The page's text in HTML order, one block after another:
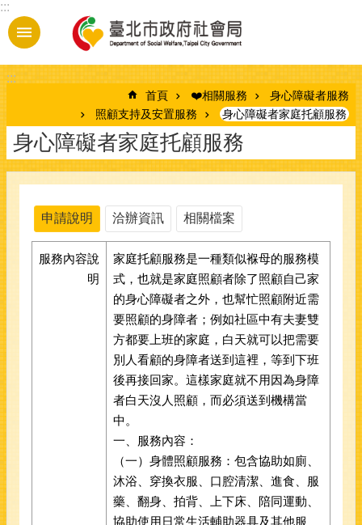
跳到主要內容區塊
:::
:::
首頁 ❤️相關服務
身心障礙者服務
照顧支持及安置服務
身心障礙者家庭托顧服務
身心障礙者家庭托顧服務
申請說明 洽辦資訊 相關檔案
服務內容說
明
家庭托顧服務是一種類似褓母的服務模
式，也就是家庭照顧者除了照顧自己家
的身心障礙者之外，也幫忙照顧附近需
要照顧的身障者；例如社區中有夫妻雙
方都要上班的家庭，白天就可以把需要
別人看顧的身障者送到這裡，等到下班
後再接回家。這樣家庭就不用因為身障
者白天沒人照顧，而必須送到機構當
中。
一、服務內容：
（一）身體照顧服務：包含協助如廁、
沐浴、穿換衣服、口腔清潔、進食、服
藥、翻身、拍背、上下床、陪同運動、
協助使用日常生活輔助器具及其他服